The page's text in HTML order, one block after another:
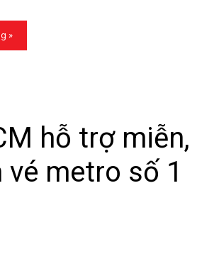
»
hỗ trợ miễn,
vé metro số 1